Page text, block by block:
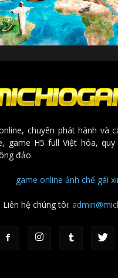
chuyên phát hành và
game H5 full Việt hóa,
đảo.
game online ảnh chế gái
Liên hệ chúng tôi: